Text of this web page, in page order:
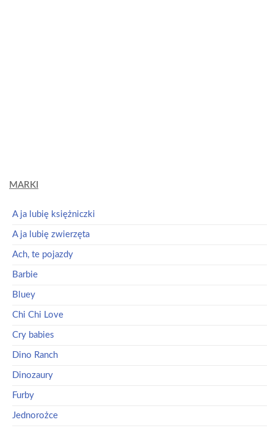
MARKI
A ja lubię księżniczki
A ja lubię zwierzęta
Ach, te pojazdy
Barbie
Bluey
Chi Chi Love
Cry babies
Dino Ranch
Dinozaury
Furby
Jednorożce